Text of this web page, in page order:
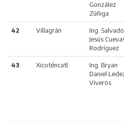
González
Zúñiga
42 Villagrán
Ing.
Jesús
Rodríguez
43 Xicoténcatl
Ing. Bryan
Daniel
Viveros